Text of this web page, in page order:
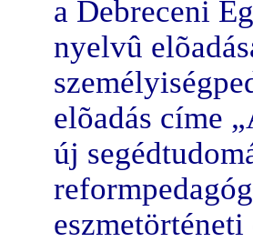
a Debreceni
nyelvû
elõadás címe
új